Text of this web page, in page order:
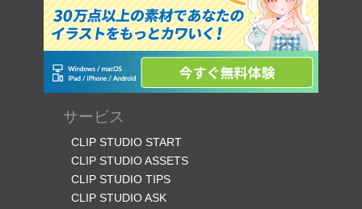
サービス
CLIP STUDIO START
CLIP STUDIO ASSETS
CLIP STUDIO TIPS
CLIP STUDIO ASK